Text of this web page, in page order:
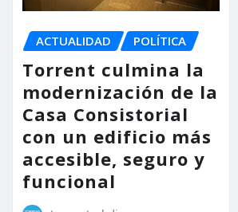
ACTUALIDAD POLÍTICA
Torrent culmina la
modernización de la
Casa Consistorial
con un edificio más
accesible, seguro y
funcional